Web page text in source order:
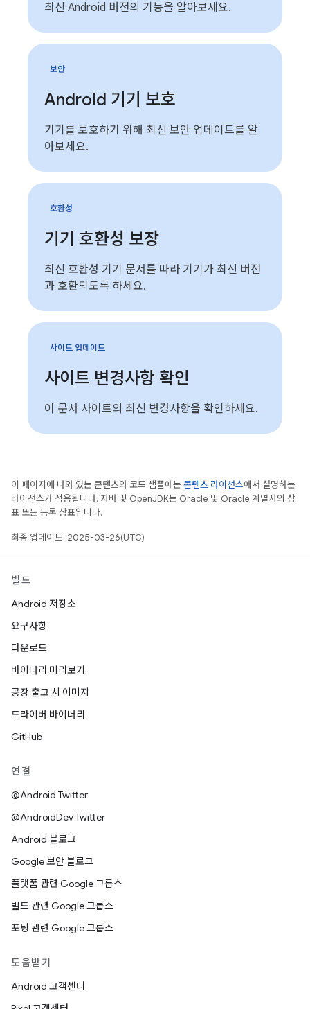
최신 Android 버전의 기능을 알아보세요.
보안
Android 기기 보호
기기를 보호하기 위해 최신 보안 업데이트를 알
아보세요.
호환성
기기 호환성 보장
최신 호환성 기기 문서를 따라 기기가 최신 버전
과 호환되도록 하세요.
사이트 업데이트
사이트 변경사항 확인
이 문서 사이트의 최신 변경사항을 확인하세요.
이 페이지에 나와 있는 콘텐츠와 코드 샘플에는 콘텐츠 라이선스에서 설명하는
라이선스가 적용됩니다. 자바 및 OpenJDK는 Oracle 및 Oracle 계열사의 상
표 또는 등록 상표입니다.
최종 업데이트: 2025-03-26(UTC)
빌드
Android 저장소
요구사항
다운로드
바이너리 미리보기
공장 출고 시 이미지
드라이버 바이너리
GitHub
연결
@Android Twitter
@AndroidDev Twitter
Android 블로그
Google 보안 블로그
플랫폼 관련 Google 그룹스
빌드 관련 Google 그룹스
포팅 관련 Google 그룹스
도움받기
Android 고객센터